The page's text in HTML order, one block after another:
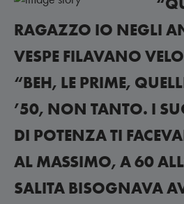
RAGAZZO IO NEGLI
VESPE FILAVANO
“BEH, LE PRIME,
’50, NON TANTO. I
DI POTENZA TI
AL MASSIMO, A 60
SALITA BISOGNAVA